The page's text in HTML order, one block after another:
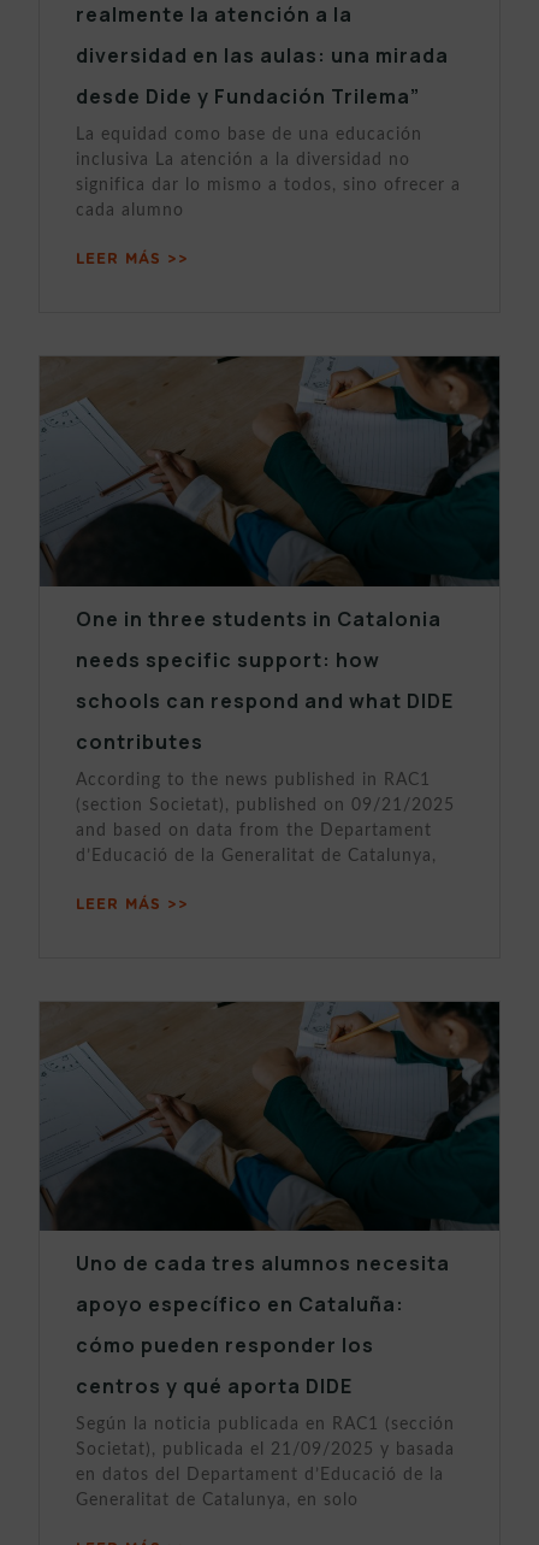
realmente la atención a la
diversidad en las aulas: una mirada
desde Dide y Fundación Trilema”
La equidad como base de una educación
inclusiva La atención a la diversidad no
significa dar lo mismo a todos, sino ofrecer a
cada alumno
LEER MÁS >>
One in three students in Catalonia
needs specific support: how
schools can respond and what DIDE
contributes
According to the news published in RAC1
(section Societat), published on 09/21/2025
and based on data from the Departament
d’Educació de la Generalitat de Catalunya,
LEER MÁS >>
Uno de cada tres alumnos necesita
apoyo específico en Cataluña:
cómo pueden responder los
centros y qué aporta DIDE
Según la noticia publicada en RAC1 (sección
Societat), publicada el 21/09/2025 y basada
en datos del Departament d’Educació de la
Generalitat de Catalunya, en solo